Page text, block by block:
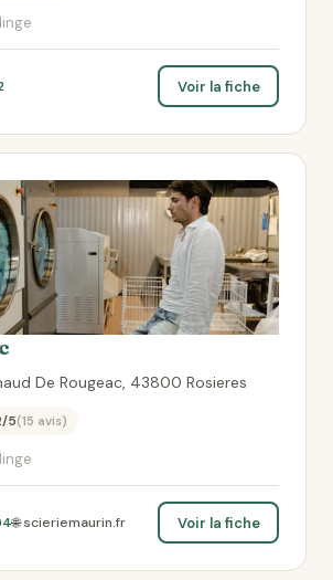
Voir la fiche
De Rougeac, 43800 Rosieres
5(15 avis)
🌐 scieriemaurin.fr Voir la fiche